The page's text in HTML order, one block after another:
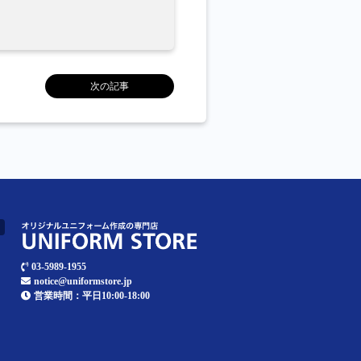
次の記事
03-5989-1955
notice@uniformstore.jp
営業時間：平日10:00-18:00